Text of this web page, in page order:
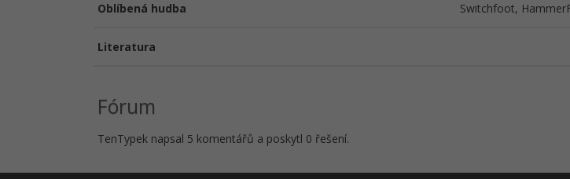
Oblíbená hudba Switchfoot,
Literatura
Fórum
TenTypek napsal 5 komentářů a poskytl 0 řešení.